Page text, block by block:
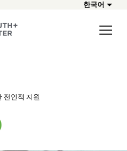
한국어
전인적 지원